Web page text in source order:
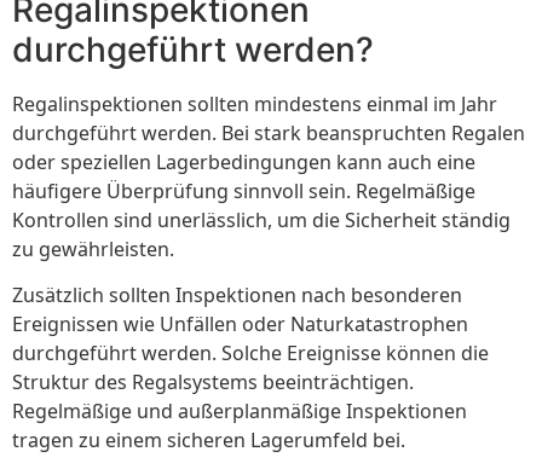
Regalinspektionen
durchgeführt werden?
Regalinspektionen sollten mindestens einmal im Jahr
durchgeführt werden. Bei stark beanspruchten Regalen
oder speziellen Lagerbedingungen kann auch eine
häufigere Überprüfung sinnvoll sein. Regelmäßige
Kontrollen sind unerlässlich, um die Sicherheit ständig
zu gewährleisten.
Zusätzlich sollten Inspektionen nach besonderen
Ereignissen wie Unfällen oder Naturkatastrophen
durchgeführt werden. Solche Ereignisse können die
Struktur des Regalsystems beeinträchtigen.
Regelmäßige und außerplanmäßige Inspektionen
tragen zu einem sicheren Lagerumfeld bei.